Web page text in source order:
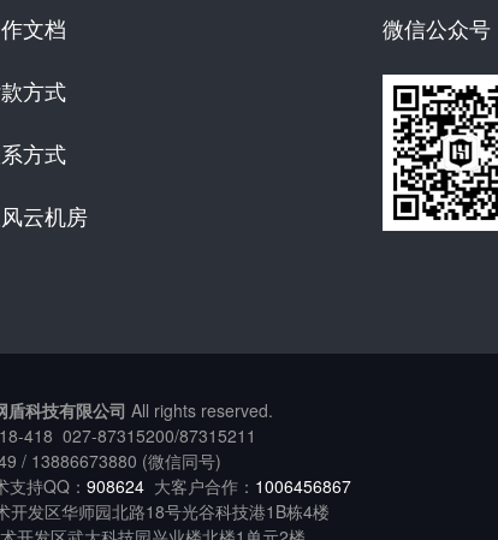
文档
方式
方式
云机房
微信公众号
盾科技有限公司 All rights reserved.
418 027-87315200/87315211
/ 13886673880 (微信同号)
支持QQ： 908624 大客户合作： 1006456867
发区华师园北路18号光谷科技港1B栋4楼